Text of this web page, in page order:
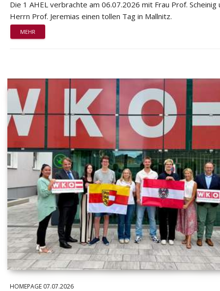
Die 1 AHEL verbrachte am 06.07.2026 mit Frau Prof. Scheinig
Herrn Prof. Jeremias einen tollen Tag in Mallnitz.
MEHR
HOMEPAGE 07.07.2026